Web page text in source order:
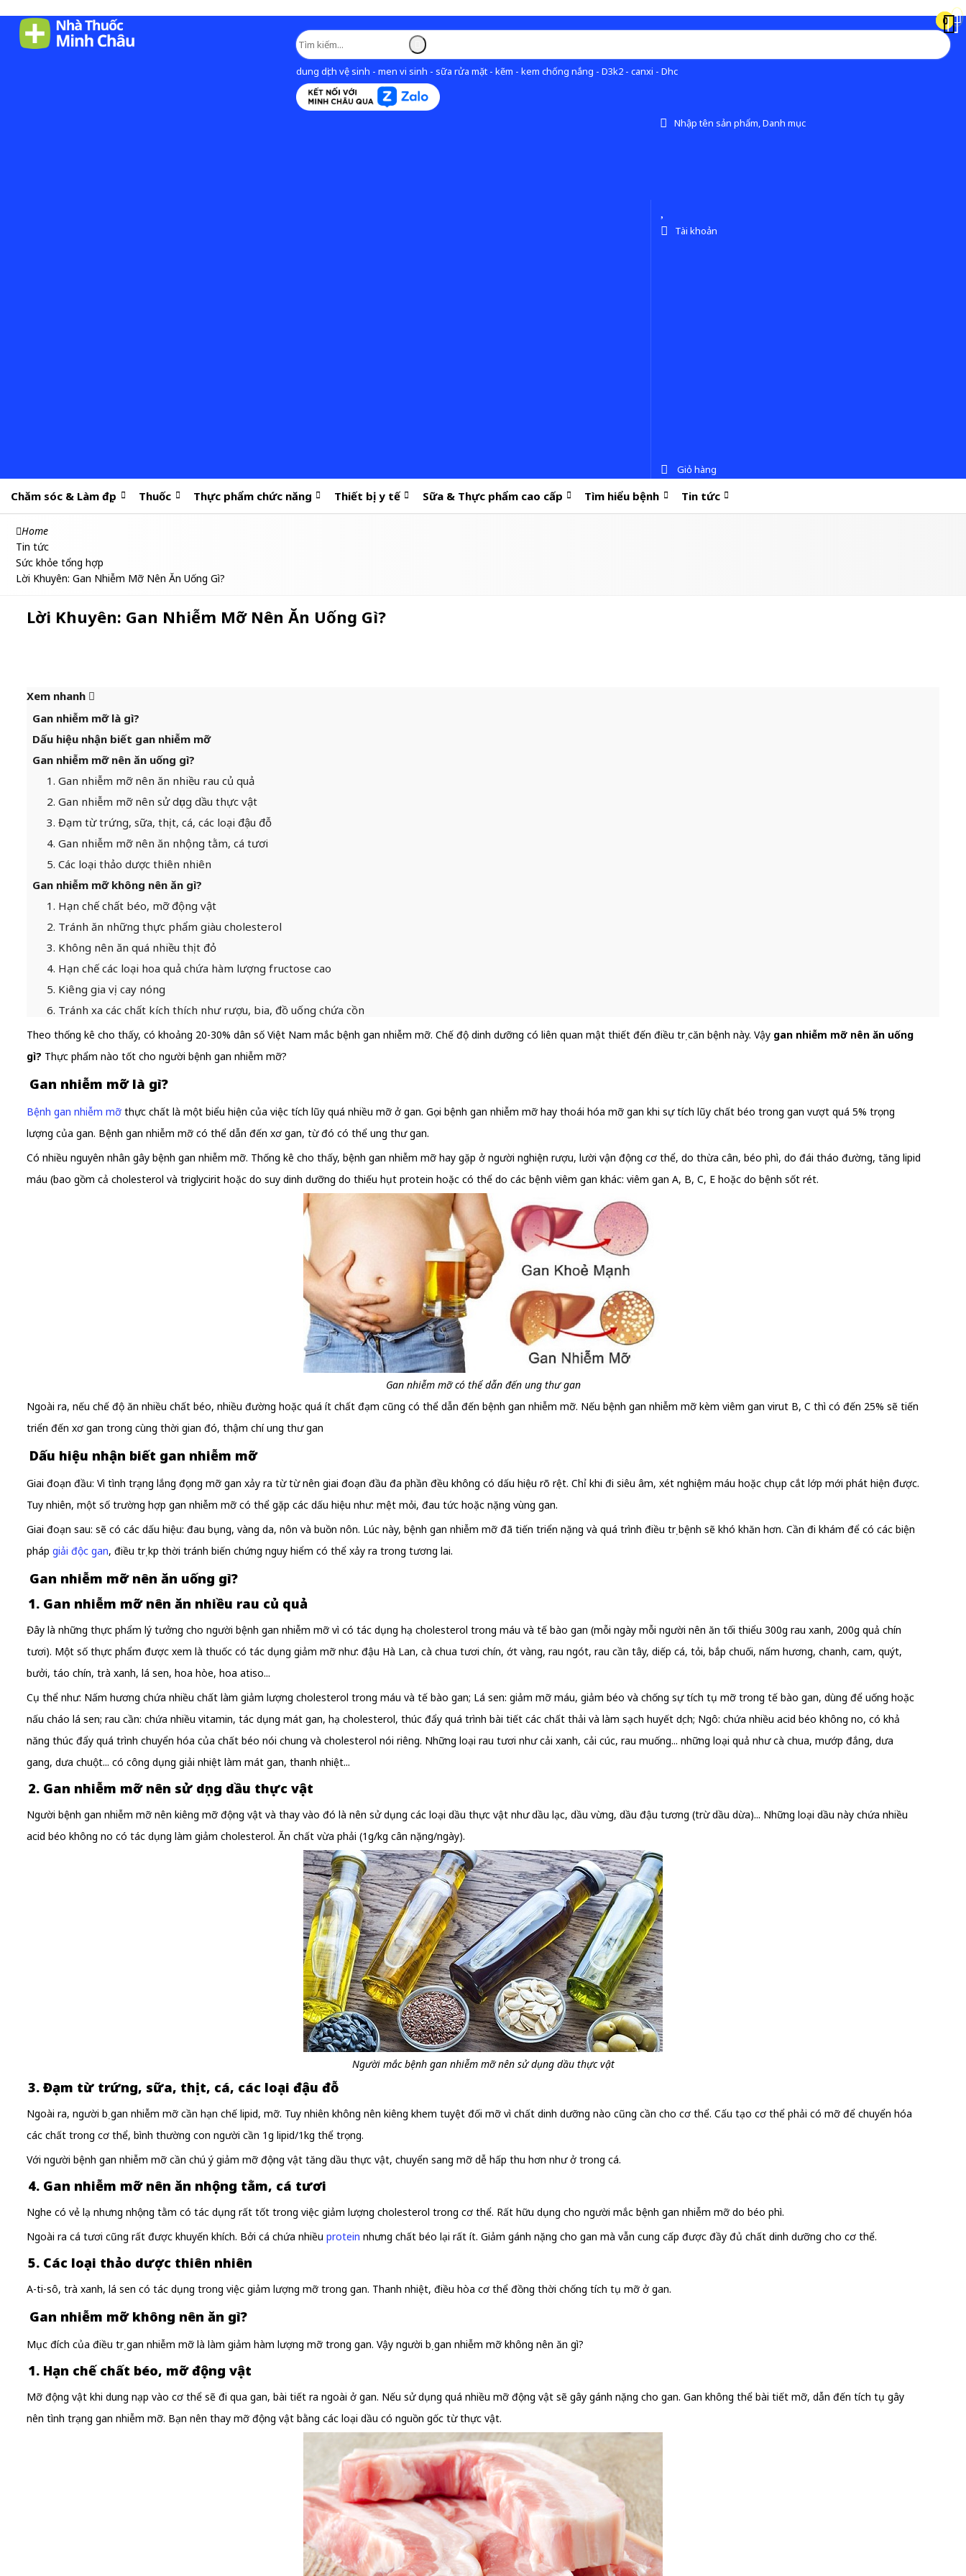
dung dịch vệ sinh - men vi sinh - sữa rửa mặt - kẽm - kem chống nắng - D3k2 - canxi - Dhc
Nhập tên sản phẩm, Danh mục
0
Tài khoản
0
Giỏ hàng
Chăm sóc & Làm đẹp Thuốc Thực phẩm chức năng Thiết bị y tế Sữa & Thực phẩm cao cấp Tìm hiểu bệnh Tin tức
Home
Tin tức
Sức khỏe tổng hợp
Lời Khuyên: Gan Nhiễm Mỡ Nên Ăn Uống Gì?
Lời Khuyên: Gan Nhiễm Mỡ Nên Ăn Uống Gì?
Xem nhanh
Gan nhiễm mỡ là gì?
Dấu hiệu nhận biết gan nhiễm mỡ
Gan nhiễm mỡ nên ăn uống gì?
1. Gan nhiễm mỡ nên ăn nhiều rau củ quả
2. Gan nhiễm mỡ nên sử dụng dầu thực vật
3. Đạm từ trứng, sữa, thịt, cá, các loại đậu đỗ
4. Gan nhiễm mỡ nên ăn nhộng tằm, cá tươi
5. Các loại thảo dược thiên nhiên
Gan nhiễm mỡ không nên ăn gì?
1. Hạn chế chất béo, mỡ động vật
2. Tránh ăn những thực phẩm giàu cholesterol
3. Không nên ăn quá nhiều thịt đỏ
4. Hạn chế các loại hoa quả chứa hàm lượng fructose cao
5. Kiêng gia vị cay nóng
6. Tránh xa các chất kích thích như rượu, bia, đồ uống chứa cồn
Theo thống kê cho thấy, có khoảng 20-30% dân số Việt Nam mắc bệnh gan nhiễm mỡ. Chế độ dinh dưỡng có liên quan mật thiết đến điều trị căn bệnh này. Vậy gan nhiễm mỡ nên ăn uống
gì? Thực phẩm nào tốt cho người bệnh gan nhiễm mỡ?
Gan nhiễm mỡ là gì?
Bệnh gan nhiễm mỡ thực chất là một biểu hiện của việc tích lũy quá nhiều mỡ ở gan. Gọi bệnh gan nhiễm mỡ hay thoái hóa mỡ gan khi sự tích lũy chất béo trong gan vượt quá 5% trọng
lượng của gan. Bệnh gan nhiễm mỡ có thể dẫn đến xơ gan, từ đó có thể ung thư gan.
Có nhiều nguyên nhân gây bệnh gan nhiễm mỡ. Thống kê cho thấy, bệnh gan nhiễm mỡ hay gặp ở người nghiện rượu, lười vận động cơ thể, do thừa cân, béo phì, do đái tháo đường, tăng lipid
máu (bao gồm cả cholesterol và triglycirit hoặc do suy dinh dưỡng do thiếu hụt protein hoặc có thể do các bệnh viêm gan khác: viêm gan A, B, C, E hoặc do bệnh sốt rét.
Gan nhiễm mỡ có thể dẫn đến ung thư gan
Ngoài ra, nếu chế độ ăn nhiều chất béo, nhiều đường hoặc quá ít chất đạm cũng có thể dẫn đến bệnh gan nhiễm mỡ. Nếu bệnh gan nhiễm mỡ kèm viêm gan virut B, C thì có đến 25% sẽ tiến
triển đến xơ gan trong cùng thời gian đó, thậm chí ung thư gan
Dấu hiệu nhận biết gan nhiễm mỡ
Giai đoạn đầu: Vì tình trạng lắng đọng mỡ gan xảy ra từ từ nên giai đoạn đầu đa phần đều không có dấu hiệu rõ rệt. Chỉ khi đi siêu âm, xét nghiệm máu hoặc chụp cắt lớp mới phát hiện được.
Tuy nhiên, một số trường hợp gan nhiễm mỡ có thể gặp các dấu hiệu như: mệt mỏi, đau tức hoặc nặng vùng gan.
Giai đoạn sau: sẽ có các dấu hiệu: đau bụng, vàng da, nôn và buồn nôn. Lúc này, bệnh gan nhiễm mỡ đã tiến triển nặng và quá trình điều trị bệnh sẽ khó khăn hơn. Cần đi khám để có các biện
pháp giải độc gan, điều trị kịp thời tránh biến chứng nguy hiểm có thể xảy ra trong tương lai.
Gan nhiễm mỡ nên ăn uống gì?
1. Gan nhiễm mỡ nên ăn nhiều rau củ quả
Đây là những thực phẩm lý tưởng cho người bệnh gan nhiễm mỡ vì có tác dụng hạ cholesterol trong máu và tế bào gan (mỗi ngày mỗi người nên ăn tối thiểu 300g rau xanh, 200g quả chín
tươi). Một số thực phẩm được xem là thuốc có tác dụng giảm mỡ như: đậu Hà Lan, cà chua tươi chín, ớt vàng, rau ngót, rau cần tây, diếp cá, tỏi, bắp chuối, nấm hương, chanh, cam, quýt,
bưởi, táo chín, trà xanh, lá sen, hoa hòe, hoa atiso...
Cụ thể như: Nấm hương chứa nhiều chất làm giảm lượng cholesterol trong máu và tế bào gan; Lá sen: giảm mỡ máu, giảm béo và chống sự tích tụ mỡ trong tế bào gan, dùng để uống hoặc
nấu cháo lá sen; rau cần: chứa nhiều vitamin, tác dụng mát gan, hạ cholesterol, thúc đẩy quá trình bài tiết các chất thải và làm sạch huyết dịch; Ngô: chứa nhiều acid béo không no, có khả
năng thúc đẩy quá trình chuyển hóa của chất béo nói chung và cholesterol nói riêng. Những loại rau tươi như cải xanh, cải cúc, rau muống... những loại quả như cà chua, mướp đắng, dưa
gang, dưa chuột... có công dụng giải nhiệt làm mát gan, thanh nhiệt...
2. Gan nhiễm mỡ nên sử dụng dầu thực vật
Người bệnh gan nhiễm mỡ nên kiêng mỡ động vật và thay vào đó là nên sử dụng các loại dầu thực vật như dầu lạc, dầu vừng, dầu đậu tương (trừ dầu dừa)... Những loại dầu này chứa nhiều
acid béo không no có tác dụng làm giảm cholesterol. Ăn chất vừa phải (1g/kg cân nặng/ngày).
Người mắc bệnh gan nhiễm mỡ nên sử dụng dầu thực vật
3. Đạm từ trứng, sữa, thịt, cá, các loại đậu đỗ
Ngoài ra, người bị gan nhiễm mỡ cần hạn chế lipid, mỡ. Tuy nhiên không nên kiêng khem tuyệt đối mỡ vì chất dinh dưỡng nào cũng cần cho cơ thể. Cấu tạo cơ thể phải có mỡ để chuyển hóa
các chất trong cơ thể, bình thường con người cần 1g lipid/1kg thể trọng.
Với người bệnh gan nhiễm mỡ cần chú ý giảm mỡ động vật tăng dầu thực vật, chuyển sang mỡ dễ hấp thu hơn như ở trong cá.
4. Gan nhiễm mỡ nên ăn nhộng tằm, cá tươi
Nghe có vẻ lạ nhưng nhộng tằm có tác dụng rất tốt trong việc giảm lượng cholesterol trong cơ thể. Rất hữu dụng cho người mắc bệnh gan nhiễm mỡ do béo phì.
Ngoài ra cá tươi cũng rất được khuyến khích. Bởi cá chứa nhiều protein nhưng chất béo lại rất ít. Giảm gánh nặng cho gan mà vẫn cung cấp được đầy đủ chất dinh dưỡng cho cơ thể.
5. Các loại thảo dược thiên nhiên
A-ti-sô, trà xanh, lá sen có tác dụng trong việc giảm lượng mỡ trong gan. Thanh nhiệt, điều hòa cơ thể đồng thời chống tích tụ mỡ ở gan.
Gan nhiễm mỡ không nên ăn gì?
Mục đích của điều trị gan nhiễm mỡ là làm giảm hàm lượng mỡ trong gan. Vậy người bị gan nhiễm mỡ không nên ăn gì?
1. Hạn chế chất béo, mỡ động vật
Mỡ động vật khi dung nạp vào cơ thể sẽ đi qua gan, bài tiết ra ngoài ở gan. Nếu sử dụng quá nhiều mỡ động vật sẽ gây gánh nặng cho gan. Gan không thể bài tiết mỡ, dẫn đến tích tụ gây
nên tình trạng gan nhiễm mỡ. Bạn nên thay mỡ động vật bằng các loại dầu có nguồn gốc từ thực vật.